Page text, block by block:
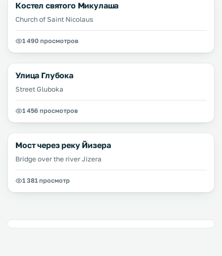
Костел святого Микулаша
Church of Saint Nicolaus
1 490 просмотров
Улица Глубока
Street Gluboka
1 456 просмотров
Мост через реку Йизера
Bridge over the river Jizera
1 381 просмотр